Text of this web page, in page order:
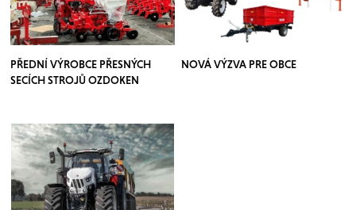
PŘEDNÍ VÝROBCE PŘESNÝCH
SECÍCH STROJŮ OZDOKEN
NOVÁ VÝZVA PRE OBCE